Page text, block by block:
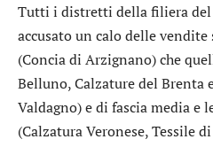
Tutti i distretti della filiera del
accusato un calo delle
(Concia di Arzignano) che
Belluno, Calzature del Brenta
Valdagno) e di fascia media e
(Calzatura Veronese, Tessile